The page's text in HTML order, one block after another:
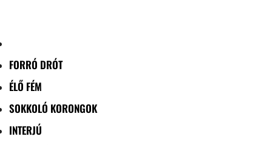
FORRÓ DRÓT
ÉLŐ FÉM
SOKKOLÓ KORONGOK
INTERJÚ